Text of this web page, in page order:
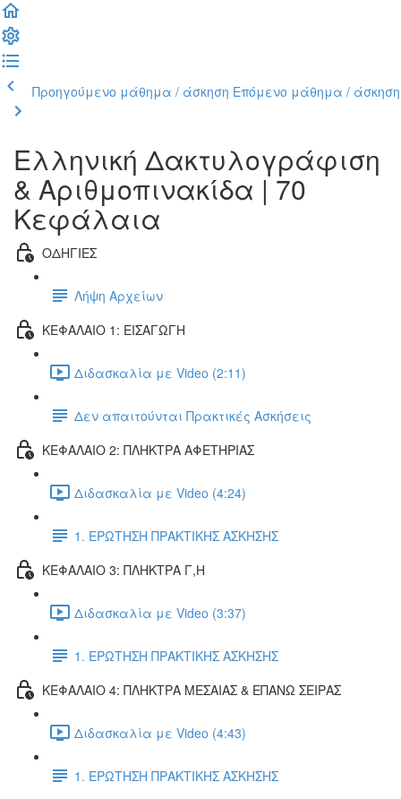
Προηγούμενο μάθημα / άσκηση Επόμενο μάθημα / άσκηση
Ελληνική Δακτυλογράφιση
& Αριθμοπινακίδα | 70
Κεφάλαια
ΟΔΗΓΙΕΣ
Λήψη Αρχείων
ΚΕΦΑΛΑΙΟ 1: ΕΙΣΑΓΩΓΗ
Διδασκαλία με Video (2:11)
Δεν απαιτούνται Πρακτικές Ασκήσεις
ΚΕΦΑΛΑΙΟ 2: ΠΛΗΚΤΡΑ ΑΦΕΤΗΡΙΑΣ
Διδασκαλία με Video (4:24)
1. ΕΡΩΤΗΣΗ ΠΡΑΚΤΙΚΗΣ ΑΣΚΗΣΗΣ
ΚΕΦΑΛΑΙΟ 3: ΠΛΗΚΤΡΑ Γ,Η
Διδασκαλία με Video (3:37)
1. ΕΡΩΤΗΣΗ ΠΡΑΚΤΙΚΗΣ ΑΣΚΗΣΗΣ
ΚΕΦΑΛΑΙΟ 4: ΠΛΗΚΤΡΑ ΜΕΣΑΙΑΣ & ΕΠΑΝΩ ΣΕΙΡΑΣ
Διδασκαλία με Video (4:43)
1. ΕΡΩΤΗΣΗ ΠΡΑΚΤΙΚΗΣ ΑΣΚΗΣΗΣ